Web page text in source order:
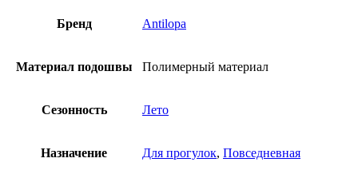
Бренд Antilopa
Материал подошвы Полимерный материал
Сезонность Лето
Назначение Для прогулок, Повседневная